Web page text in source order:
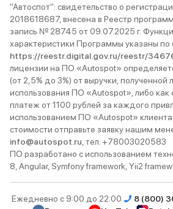
"Автоспот": свидетельство о
2018618687, внесена в Реестр
запись № 28745 от 09.07.2025 г.
характеристики Программы указаны по
https://reestr.digital.gov.ru/reestr/
лицензии на ПО «Autospot»
(от 2,5% до 3%) от выручки, полученной
использования ПО «Autospot», либо
платеж от 1100 рублей за каждого
использованием ПО «Autospot»
стоимости отправьте заявку нашим
info@autospot.ru , тел. +78003020583
ПО разработано с использованием
8, Angular, Symfony framework, Yii2
Ежедневно с 9:00 до 22:00 8 (800)